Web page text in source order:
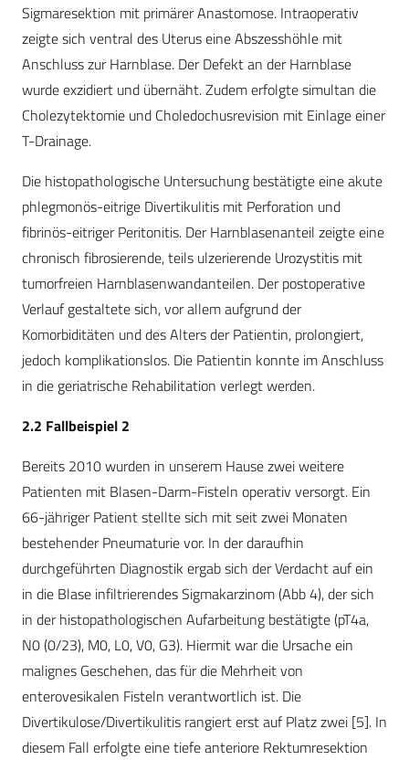
Sigmaresektion mit primärer Anastomose. Intraoperativ
zeigte sich ventral des Uterus eine Abszesshöhle mit
Anschluss zur Harnblase. Der Defekt an der Harnblase
wurde exzidiert und übernäht. Zudem erfolgte simultan die
Cholezytektomie und Choledochusrevision mit Einlage einer
T-Drainage.
Die histopathologische Untersuchung bestätigte eine akute
phlegmonös-eitrige Divertikulitis mit Perforation und
fibrinös-eitriger Peritonitis. Der Harnblasenanteil zeigte eine
chronisch fibrosierende, teils ulzerierende Urozystitis mit
tumorfreien Harnblasenwandanteilen. Der postoperative
Verlauf gestaltete sich, vor allem aufgrund der
Komorbiditäten und des Alters der Patientin, prolongiert,
jedoch komplikationslos. Die Patientin konnte im Anschluss
in die geriatrische Rehabilitation verlegt werden.
2.2 Fallbeispiel 2
Bereits 2010 wurden in unserem Hause zwei weitere
Patienten mit Blasen-Darm-Fisteln operativ versorgt. Ein
66-jähriger Patient stellte sich mit seit zwei Monaten
bestehender Pneumaturie vor. In der daraufhin
durchgeführten Diagnostik ergab sich der Verdacht auf ein
in die Blase infiltrierendes Sigmakarzinom (Abb 4), der sich
in der histopathologischen Aufarbeitung bestätigte (pT4a,
N0 (0/23), M0, L0, V0, G3). Hiermit war die Ursache ein
malignes Geschehen, das für die Mehrheit von
enterovesikalen Fisteln verantwortlich ist. Die
Divertikulose/Divertikulitis rangiert erst auf Platz zwei [5]. In
diesem Fall erfolgte eine tiefe anteriore Rektumresektion